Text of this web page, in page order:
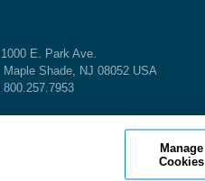
1000 E. Park Ave.
Maple Shade, NJ 08052 USA
800.257.7953
Manage
Cookies